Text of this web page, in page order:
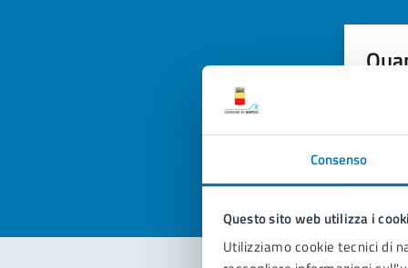
Consenso
Questo sito web utilizza i
Utilizziamo cookie tecnici di
Valuta